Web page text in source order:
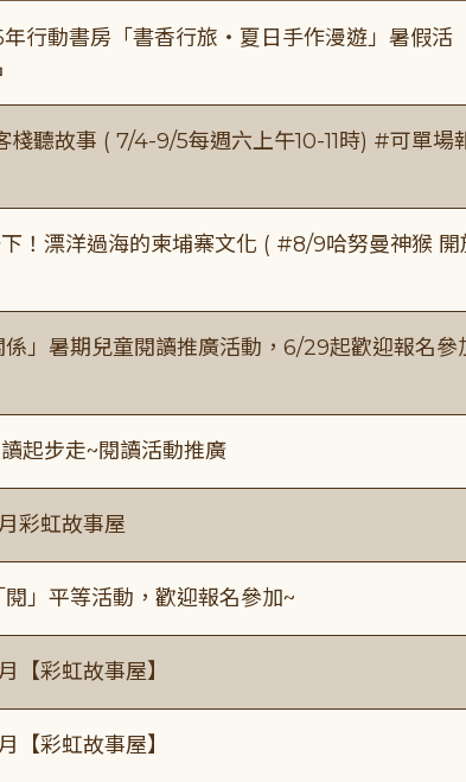
年行動書房「書香行旅・夏日手作漫遊」暑假活
棧聽故事 ( 7/4-9/5每週六上午10-11時) #可單場
下！漂洋過海的柬埔寨文化 ( #8/9哈努曼神猴 開
係」暑期兒童閱讀推廣活動，6/29起歡迎報名參
起步走~閱讀活動推廣
彩虹故事屋
閱」平等活動，歡迎報名參加~
【彩虹故事屋】
【彩虹故事屋】